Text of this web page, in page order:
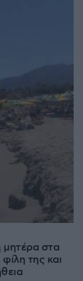
μητέρα στα
της και